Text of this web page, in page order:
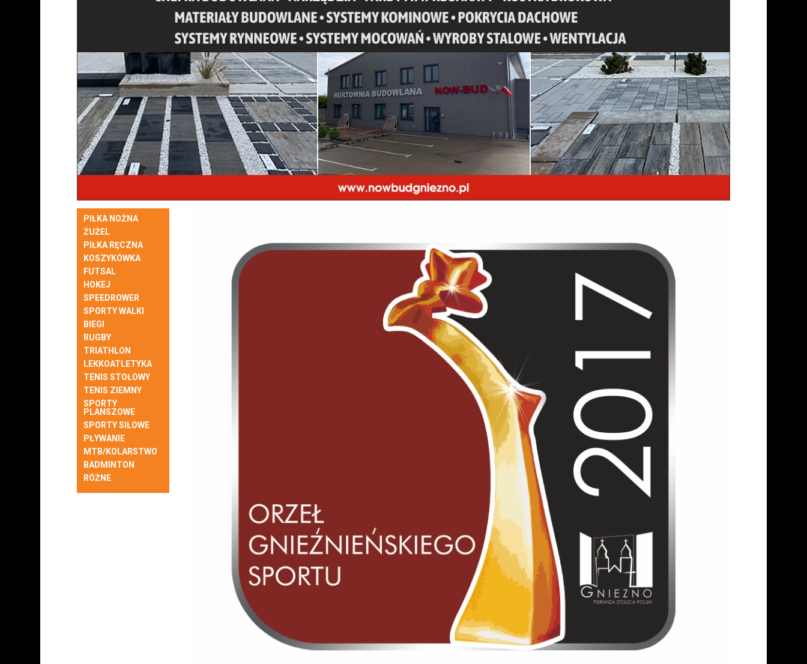
PIŁKA NOŻNA
ŻUŻEL
PIŁKA RĘCZNA
KOSZYKÓWKA
FUTSAL
HOKEJ
SPEEDROWER
SPORTY WALKI
BIEGI
RUGBY
TRIATHLON
LEKKOATLETYKA
TENIS STOŁOWY
TENIS ZIEMNY
SPORTY
PLANSZOWE
SPORTY SIŁOWE
PŁYWANIE
MTB/KOLARSTWO
BADMINTON
RÓŻNE